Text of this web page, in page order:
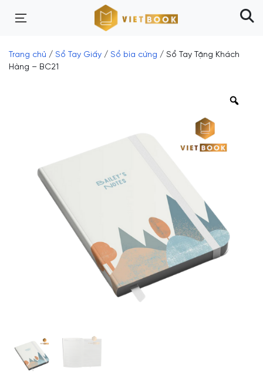
Trang chủ / Sổ Tay Giấy / Sổ bìa cứng / Sổ Tay Tặng Khách
Hàng – BC21